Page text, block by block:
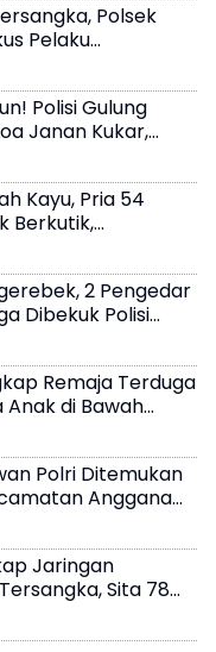
Polsek
Pelaku
Polisi Gulung
Janan Kukar,
Kayu, Pria 54
Berkutik,
2 Pengedar
Dibekuk Polisi
Remaja Terduga
Anak di Bawah
Polri Ditemukan
Anggana
Jaringan
Sita 78